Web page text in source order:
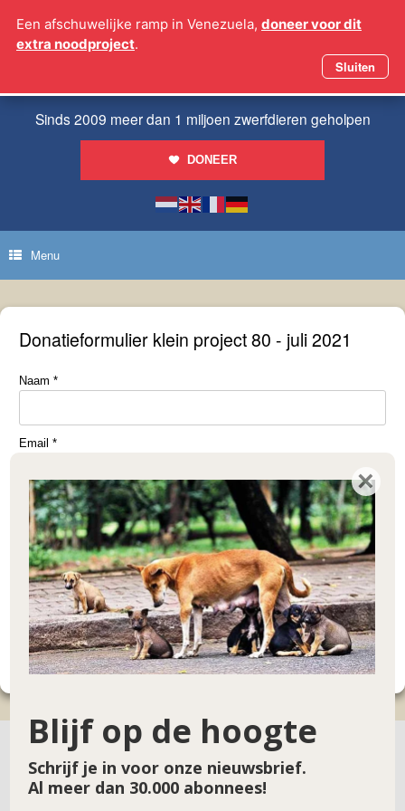
naar
Sinds 2009 meer dan 1 miljoen zwerfdieren geholpen
DONEER
Menu
Donatieformulier klein project 80 - juli 2021
Naam *
Email *
Doneren voor klein project 80
Bedrag*
Doneer!
Een afschuwelijke ramp in Venezuela, doneer voor dit
extra noodproject.
Sluiten
×
Blijf op de hoogte
Schrijf je in voor onze nieuwsbrief.
Al meer dan 30.000 abonnees!